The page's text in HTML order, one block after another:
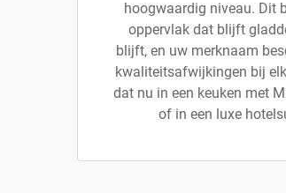
hoogwaardig niveau. Dit
oppervlak dat blijft
blijft, en uw merknaam
kwaliteitsafwijkingen bij
dat nu in een keuken met
of in een luxe